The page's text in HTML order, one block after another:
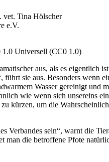
vet. Tina Hölscher
e.V.
Universell (CC0 1.0)
aus, als es eigentlich
führt sie aus. Besonders
Wasser gereinigt und
wie wenn sich unsereins
zu kürzen, um die
Verbandes sein“, warnt die
man die betroffene Pfote